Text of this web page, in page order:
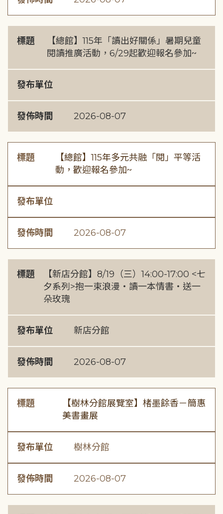
標題
【總館】115年「讀出好關係」暑期兒童
閱讀推廣活動，6/29起歡迎報名參加~
發布單位
發佈時間 2026-08-07
標題
【總館】115年多元共融「閱」平等活
動，歡迎報名參加~
發布單位
發佈時間 2026-08-07
標題
【新店分館】8/19（三）14:00-17:00 <七
夕系列>抱一束浪漫・讀一本情書・送一
朵玫瑰
發布單位 新店分館
發佈時間 2026-08-07
標題
【樹林分館展覽室】楮墨餘香－簡惠
美書畫展
發布單位 樹林分館
發佈時間 2026-08-07